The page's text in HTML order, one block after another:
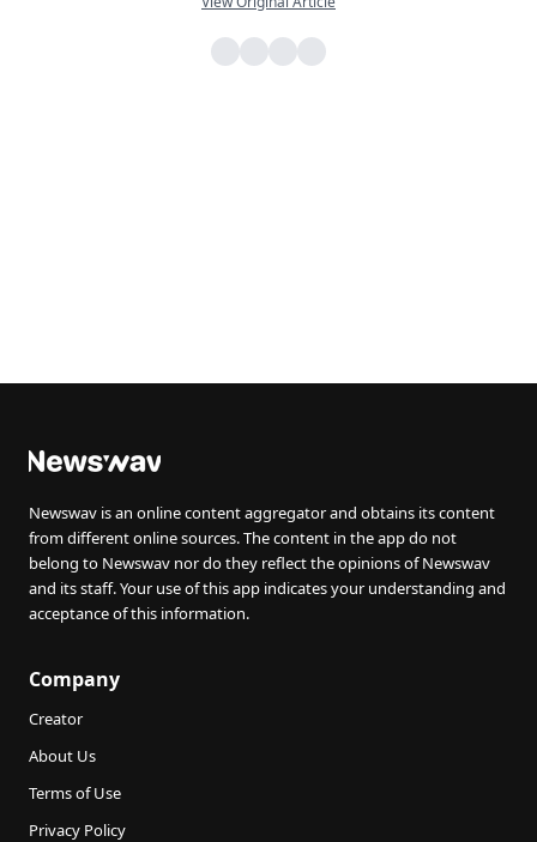
Newswav is an online content aggregator and obtains its content
from different online sources. The content in the app do not
belong to Newswav nor do they reflect the opinions of Newswav
and its staff. Your use of this app indicates your understanding and
acceptance of this information.
Company
Creator
About Us
Terms of Use
Privacy Policy